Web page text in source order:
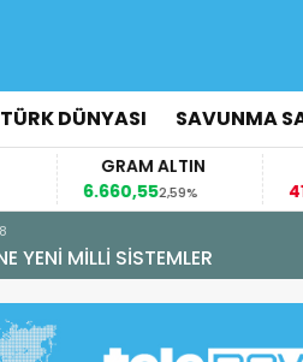
TÜRK DÜNYASI SAVUNMA
GRAM ALTIN
6.660,552,59%
FAİZ
41,30
-
“ATEŞ KUŞLARI” GÖREVİNİ